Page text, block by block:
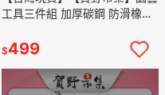
工具三件組 加厚碳鋼 防滑橡膠
窄鏟 五齒耙 盆栽 植栽
$499